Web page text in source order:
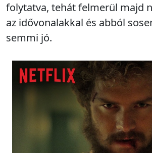
folytatva, tehát felmerül majd
az idővonalakkal és abból
semmi jó.